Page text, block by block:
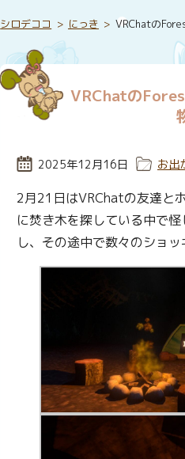
シロデココ にっき VRChatの
VRChatの
投稿日:
2025年12月16日 カテ
お出
2月21日はVRChatの友達と
に焚き木を探している中で
し、その途中で数々のショ